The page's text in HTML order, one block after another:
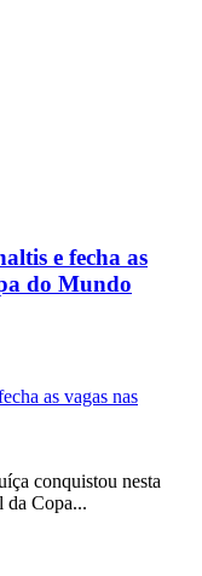
e fecha as
do Mundo
conquistou nesta
da Copa...